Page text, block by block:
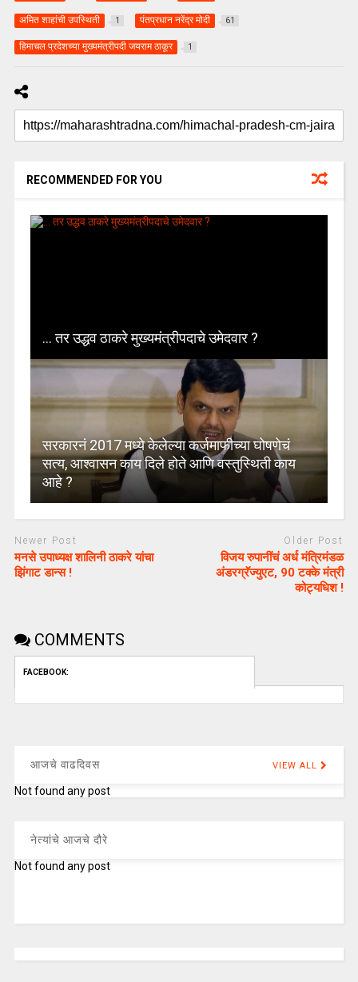
अमित शाहांची उपस्थिती 1 पंतप्रधान नरेंद्र मोदी 61
हिमाचल प्रदेशच्या मुख्यमंत्रीपदी जयराम ठाकूर 1
RECOMMENDED FOR YOU
… तर उद्धव ठाकरे मुख्यमंत्रीपदाचे उमेदवार ?
सरकारनं 2017 मध्ये केलेल्या कर्जमाफीच्या घोषणेचं
सत्य, आश्वासन काय दिले होते आणि वस्तुस्थिती काय
आहे ?
Newer Post
मनसे उपाध्यक्ष शालिनी ठाकरे यांचा
झिंगाट डान्स !
Older Post
विजय रुपानींचं अर्ध मंत्रिमंडळ
अंडरग्रॅज्युएट, 90 टक्के मंत्री
कोट्यधिश !
COMMENTS
FACEBOOK:
आजचे वाढदिवस VIEW ALL
Not found any post
नेत्यांचे आजचे दौरे
Not found any post